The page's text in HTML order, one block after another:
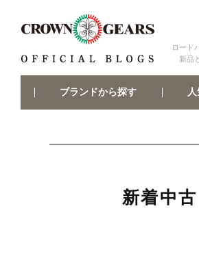
ロード
新品
ブランドから探す
新着中